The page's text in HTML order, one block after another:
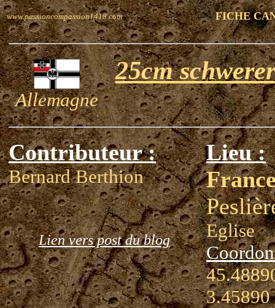
www.passioncompassion1418.com FICHE
Allemagne
25cm
Contributeur :
Bernard Berthion
Lien vers post du blog
Lieu :
Eglise
3.45890